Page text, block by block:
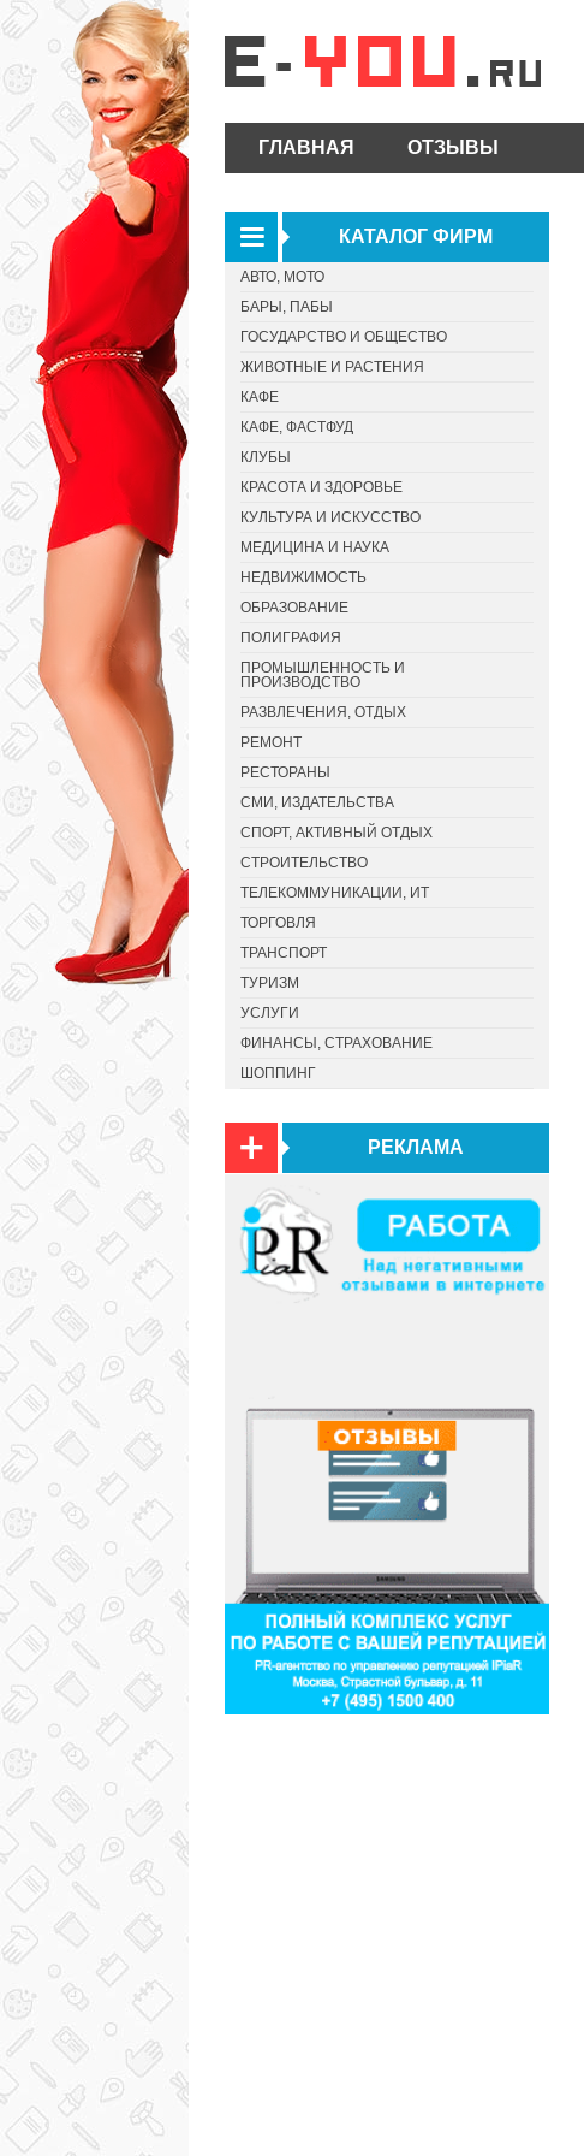
ГЛАВНАЯ ОТЗЫВЫ
КАТАЛОГ ФИРМ
АВТО, МОТО
БАРЫ, ПАБЫ
ГОСУДАРСТВО И ОБЩЕСТВО
ЖИВОТНЫЕ И РАСТЕНИЯ
КАФЕ
КАФЕ, ФАСТФУД
КЛУБЫ
КРАСОТА И ЗДОРОВЬЕ
КУЛЬТУРА И ИСКУССТВО
МЕДИЦИНА И НАУКА
НЕДВИЖИМОСТЬ
ОБРАЗОВАНИЕ
ПОЛИГРАФИЯ
ПРОМЫШЛЕННОСТЬ И
ПРОИЗВОДСТВО
РАЗВЛЕЧЕНИЯ, ОТДЫХ
РЕМОНТ
РЕСТОРАНЫ
СМИ, ИЗДАТЕЛЬСТВА
СПОРТ, АКТИВНЫЙ ОТДЫХ
СТРОИТЕЛЬСТВО
ТЕЛЕКОММУНИКАЦИИ, ИТ
ТОРГОВЛЯ
ТРАНСПОРТ
ТУРИЗМ
УСЛУГИ
ФИНАНСЫ, СТРАХОВАНИЕ
ШОППИНГ
РЕКЛАМА